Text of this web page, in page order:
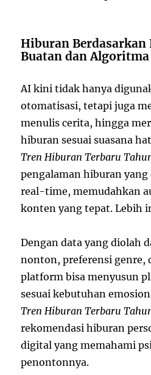
Hiburan Berdasarkan
Buatan dan
AI kini tidak hanya
otomatisasi, tetapi juga
menulis cerita, hingga
hiburan sesuai suasana
Tren Hiburan Terbaru
pengalaman hiburan yang
real-time, memudahkan
konten yang tepat. Lebih
Dengan data yang diolah
nonton, preferensi genre,
platform bisa menyusun
sesuai kebutuhan
Tren Hiburan Terbaru
rekomendasi hiburan
digital yang memahami
penontonnya.